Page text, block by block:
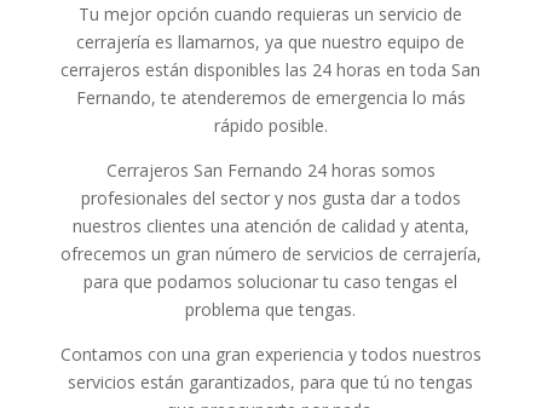
Tu mejor opción cuando requieras un servicio de
cerrajería es llamarnos, ya que nuestro equipo de
cerrajeros están disponibles las 24 horas en toda San
Fernando, te atenderemos de emergencia lo más
rápido posible.
Cerrajeros San Fernando 24 horas somos
profesionales del sector y nos gusta dar a todos
nuestros clientes una atención de calidad y atenta,
ofrecemos un gran número de servicios de cerrajería,
para que podamos solucionar tu caso tengas el
problema que tengas.
Contamos con una gran experiencia y todos nuestros
servicios están garantizados, para que tú no tengas